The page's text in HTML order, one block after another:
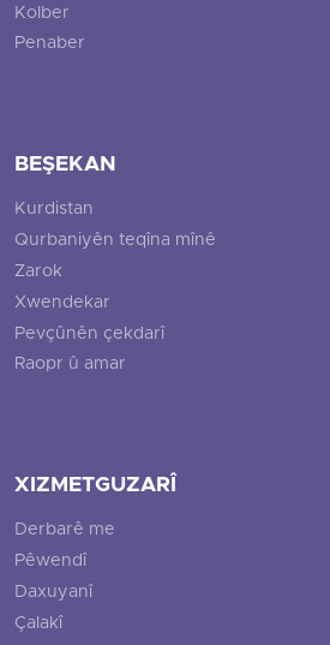
Kolber
Penaber
BEŞEKAN
Kurdistan
Qurbaniyên teqîna mînê
Zarok
Xwendekar
Pevçûnên çekdarî
Raopr û amar
XIZMETGUZARÎ
Derbarê me
Pêwendî
Daxuyanî
Çalakî